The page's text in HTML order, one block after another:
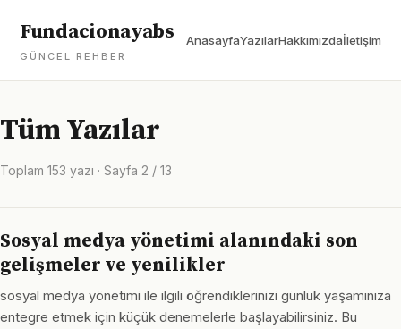
Fundacionayabs
GÜNCEL REHBER
AnasayfaYazılarHakkımızdaİletişim
Tüm Yazılar
Toplam 153 yazı · Sayfa 2 / 13
Sosyal medya yönetimi alanındaki son
gelişmeler ve yenilikler
sosyal medya yönetimi ile ilgili öğrendiklerinizi günlük yaşamınıza
entegre etmek için küçük denemelerle başlayabilirsiniz. Bu